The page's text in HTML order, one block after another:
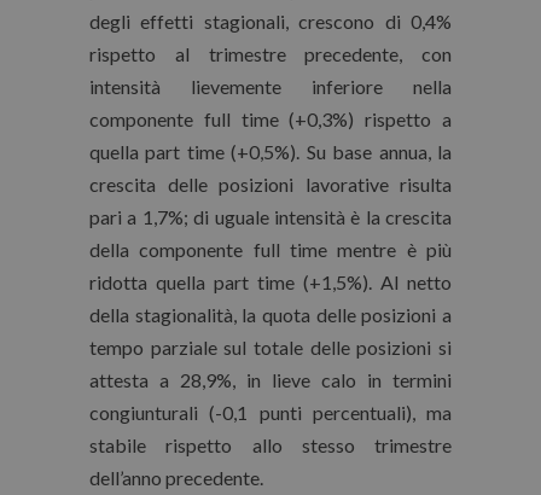
degli effetti stagionali, crescono di 0,4%
rispetto al trimestre precedente, con
intensità lievemente inferiore nella
componente full time (+0,3%) rispetto a
quella part time (+0,5%). Su base annua, la
crescita delle posizioni lavorative risulta
pari a 1,7%; di uguale intensità è la crescita
della componente full time mentre è più
ridotta quella part time (+1,5%). Al netto
della stagionalità, la quota delle posizioni a
tempo parziale sul totale delle posizioni si
attesta a 28,9%, in lieve calo in termini
congiunturali (-0,1 punti percentuali), ma
stabile rispetto allo stesso trimestre
dell’anno precedente.